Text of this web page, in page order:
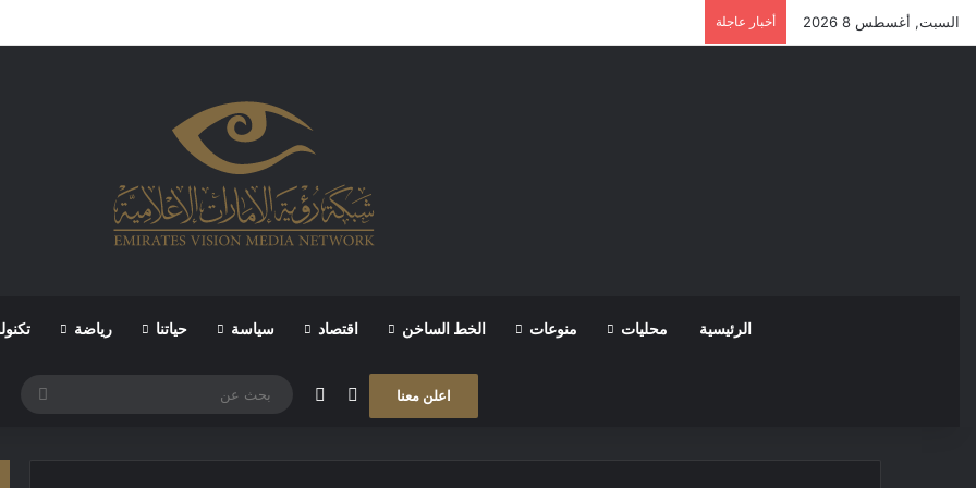
السبت, أغسطس 8 2026 أخبار عاجلة
الرئيسية محليات منوعات الخط الساخن اقتصاد سياسة حياتنا رياضة
اعلن معنا مقال عشوائي
الوضع المظلم